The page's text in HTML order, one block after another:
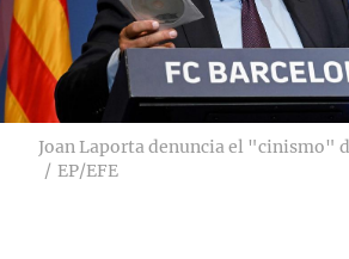
Joan Laporta denuncia el "cinismo"
EP/EFE